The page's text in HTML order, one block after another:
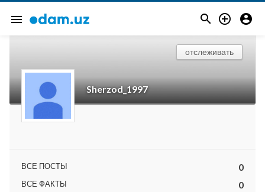
menu   
Sherzod_1997
отслеживать
ВСЕ ПОСТЫ 0
ВСЕ ФАКТЫ 0